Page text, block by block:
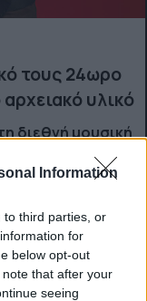
Information
to third parties, or
for
below opt-out
that after your
seeing
τους 24ωρο
υλικό
διεθνή μουσική